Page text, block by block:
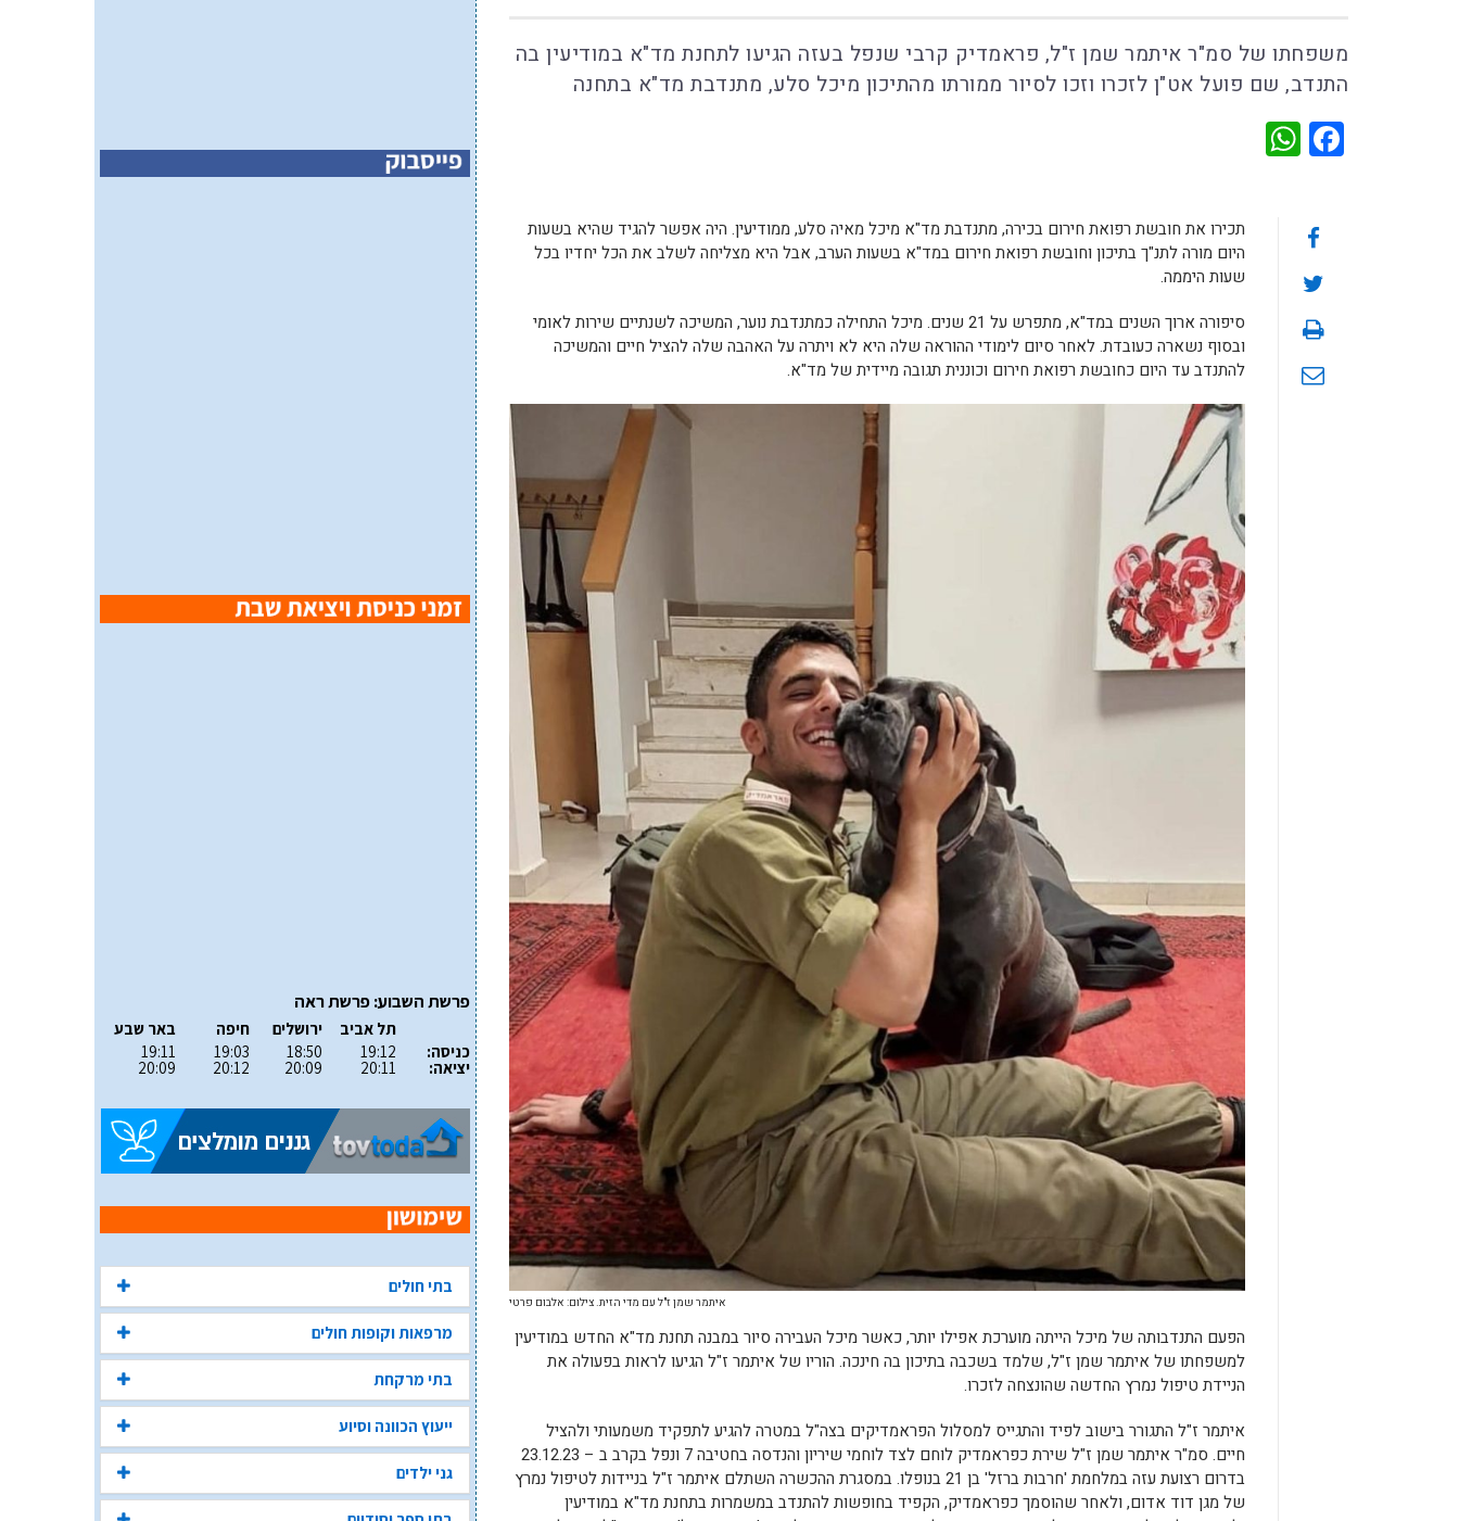
משפחתו של סמ"ר איתמר שמן ז"ל, פראמדיק קרבי שנפל בעזה הגיעו לתחנת מד"א במודיעין בה
התנדב, שם פועל אט"ן לזכרו וזכו לסיור ממורתו מהתיכון מיכל סלע, מתנדבת מד"א בתחנה
Facebook
תכירו את חובשת רפואת חירום בכירה, מתנדבת מד"א מיכל מאיה סלע, ממודיעין. היה אפשר להגיד שהיא בשעות
היום מורה לתנ"ך בתיכון וחובשת רפואת חירום במד"א בשעות הערב, אבל היא מצליחה לשלב את הכל יחדיו בכל
שעות היממה.
סיפורה ארוך השנים במד"א, מתפרש על 21 שנים. מיכל התחילה כמתנדבת נוער, המשיכה לשנתיים שירות לאומי
ובסוף נשארה כעובדת. לאחר סיום לימודי ההוראה שלה היא לא ויתרה על האהבה שלה להציל חיים והמשיכה
להתנדב עד היום כחובשת רפואת חירום וכוננית תגובה מיידית של מד"א.
איתמר שמן ז"ל עם מדי הזית. צילום: אלבום פרטי
הפעם התנדבותה של מיכל הייתה מוערכת אפילו יותר, כאשר מיכל העבירה סיור במבנה תחנת מד"א החדש במודיעין
למשפחתו של איתמר שמן ז"ל, שלמד בשכבה בתיכון בה חינכה. הוריו של איתמר ז"ל הגיעו לראות בפעולה את
הניידת טיפול נמרץ החדשה שהונצחה לזכרו.
איתמר ז"ל התגורר בישוב לפיד והתגייס למסלול הפראמדיקים בצה"ל במטרה להגיע לתפקיד משמעותי ולהציל
חיים. סמ"ר איתמר שמן ז"ל שירת כפראמדיק לוחם לצד לוחמי שיריון והנדסה בחטיבה 7 ונפל בקרב ב – 23.12.23
בדרום רצועת עזה במלחמת 'חרבות ברזל' בן 21 בנופלו. במסגרת ההכשרה השתלם איתמר ז"ל בניידות לטיפול נמרץ
של מגן דוד אדום, ולאחר שהוסמך כפראמדיק, הקפיד בחופשות להתנדב במשמרות בתחנת מד"א במודיעין
פרשת השבוע: פרשת ראה
כניסה:
יציאה:
תל אביב
19:12
20:11
ירושלים
18:50
20:09
חיפה
19:03
20:12
באר שבע
19:11
20:09
בתי חולים
מרפאות וקופות חולים
בתי מרקחת
ייעוץ הכוונה וסיוע
גני ילדים